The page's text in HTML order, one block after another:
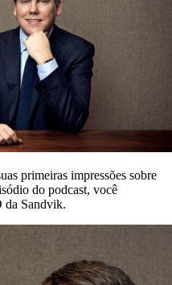
primeiras impressões sobre
do podcast, você
da Sandvik.